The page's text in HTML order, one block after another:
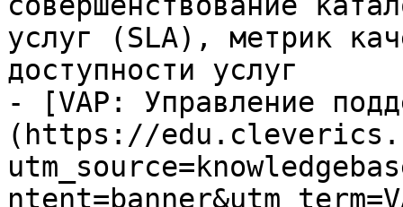
услуг (SLA), метрик
доступности услуг
- [VAP: Управление
(https://